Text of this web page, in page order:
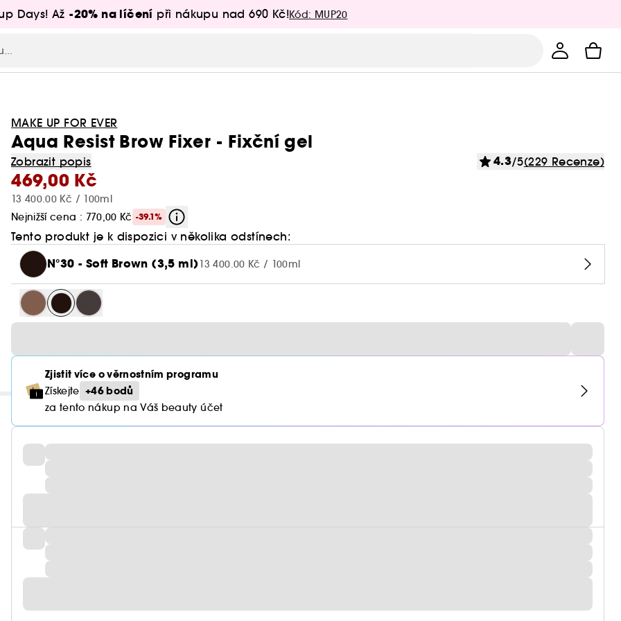
Days! Až -20% na líčení při nákupu nad 690 Kč!Kód: MUP20
MAKE UP FOR EVER
Aqua Resist Brow Fixer - Fixční gel
Zobrazit popis 4.3/5(229 Recenze)
469,00 Kč
13 400.00 Kč / 100ml
Nejnižší cena : 770,00 Kč -39.1%
Tento produkt je k dispozici v několika odstínech:
N°30 - Soft Brown (3,5 ml)13 400.00 Kč / 100ml
Zjistit více o věrnostním programu
Získejte +46 bodů
za tento nákup na Váš beauty účet